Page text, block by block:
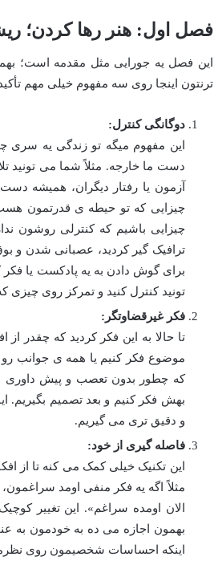
فصل اول: هنر رها کردن؛
این فصل یه جورایی مثل مقدمه است؛
ترنتون اینجا روی سه مفهوم خیلی مهم
دوگانگی کنترل:
این مفهوم میگه تو زندگی یه
دست ما خارجه. مثلاً شما می تونید
آزمون یا رفتار دیگران، همیشه
چیزایی که تو حیطه ی قدرتمون هست
چیزایی باشیم که کنترلی روشون
ترافیک گیر کردید، عصبانی شدن و
برای گوش دادن به یه پادکست یا فکر
تونید کنترل کنید و تمرکز روی چیزی
فکر غیرقضاوتگر:
تا حالا به این فکر کردید که چقدر
موضوع فکر کنیم یا همه ی جوانب
که چطور بدون تعصب و پیش داوری به
بهش فکر کنیم و بعد تصمیم
و دقیق تری می گیریم.
فاصله گیری از خود:
این تکنیک خیلی کمک می کنه تا از
مثلاً اگه یه فکر منفی اومد
الان اومده سراغم». این تغییر
بهمون اجازه می ده به خودمون به
اینکه احساسات شخصیمون روی